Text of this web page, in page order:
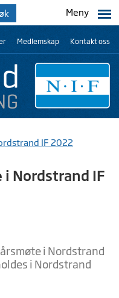
Meny
Medlemskap Kontakt oss
IF 2022
Nordstrand IF
i Nordstrand
i Nordstrand